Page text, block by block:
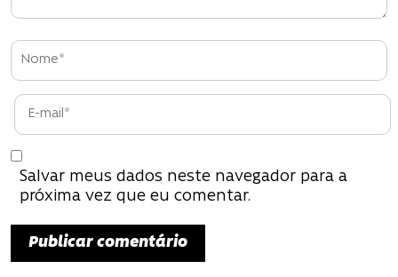
Salvar meus dados neste navegador para a
próxima vez que eu comentar.